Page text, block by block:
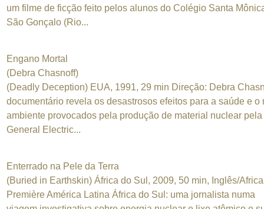
um filme de ficção feito pelos alunos do Colégio Santa
São Gonçalo (Rio...
Engano Mortal
(Debra Chasnoff)
(Deadly Deception) EUA, 1991, 29 min Direção: Debra
documentário revela os desastrosos efeitos para a saúde e o
ambiente provocados pela produção de material nuclear pela
General Electric...
Enterrado na Pele da Terra
(Buried in Earthskin) África do Sul, 2009, 50 min, Inglês/
Première América Latina África do Sul: uma jornalista numa